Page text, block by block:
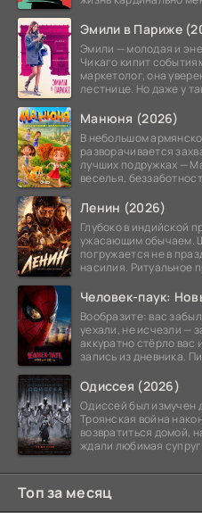
Эмили в Париже
Эмили — молодая и
Чикаго кипит
маркетолог, она
лестнице. Но даже у
Манюня (2026)
В небольшом
разворачивается
лучших подружках —
веселья,
Ленин (2026)
Глубоко в индийской
ужасающим обычаем.
погружается не в
насилия. Ритуальное
Человек-паук:
Вообразите: вас
уехали, не исчезли —
аккуратно стёрло вас
запись из дневника.
Одиссея (2026)
Одиссей был измучен
Троянская война
возвратиться домой,
ждали любимая
Топ за месяц